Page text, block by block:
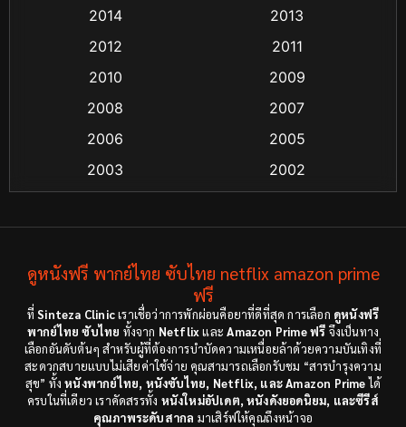
Coming-of-age ชีวิตวัยรุ่น (13)
Crime อาชญากรรม (48)
Cult Film(4)
Dance เต้น (6)
Detective สืบสวน(18)
Disaster(9)
Disney+(8)
2014
2013
2012
2011
2010
2009
2008
2007
2006
2005
2003
2002
1998
1997
1971
1962
ดูหนังฟรี พากย์ไทย ซับไทย netflix amazon prime
ฟรี
ที่Sinteza Clinicเราเชื่อว่าการพักผ่อนคือยาที่ดีที่สุด การเลือก ดูหนังฟรี
พากย์ไทย ซับไทย ทั้งจาก NetflixและAmazon Prime ฟรี จึงเป็นทาง
เลือกอันดับต้นๆ สำหรับผู้ที่ต้องการบำบัดความเหนื่อยล้าด้วยความบันเทิงที่
สะดวกสบายแบบไม่เสียค่าใช้จ่าย คุณสามารถเลือกรับชม “สารบำรุงความ
สุข” ทั้งหนังพากย์ไทย, หนังซับไทย, Netflix, และ Amazon Primeได้
ครบในที่เดียว เราคัดสรรทั้ง หนังใหม่อัปเดต, หนังดังยอดนิยม, และซีรีส์
คุณภาพระดับสากล มาเสิร์ฟให้คุณถึงหน้าจอ